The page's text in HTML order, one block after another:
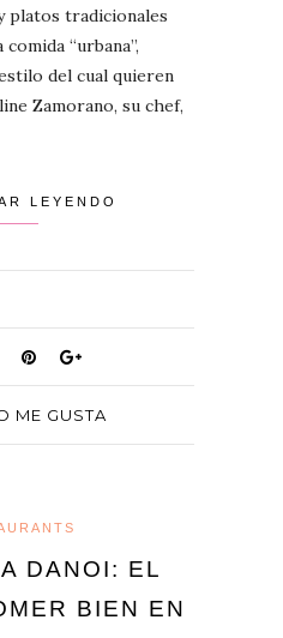
platos tradicionales
“urbana”,
del cual quieren
Zamorano, su chef,
LEYENDO
ME GUSTA
DANOI: EL
BIEN EN